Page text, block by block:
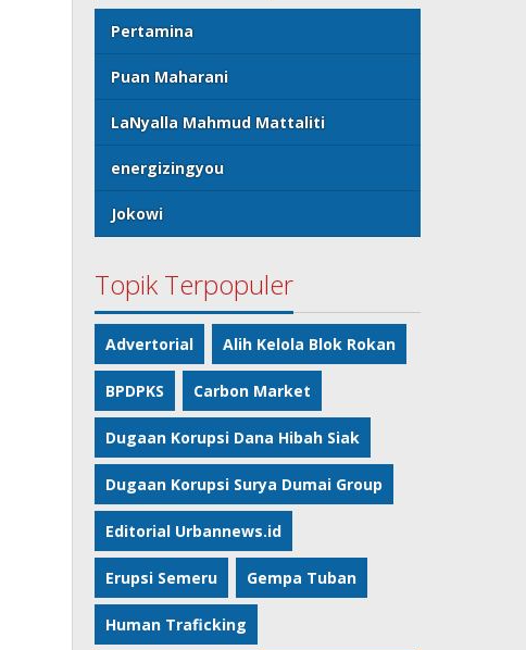
Pertamina
Puan Maharani
LaNyalla Mahmud Mattaliti
energizingyou
Jokowi
Topik Terpopuler
Advertorial Alih Kelola Blok Rokan
BPDPKS Carbon Market
Dugaan Korupsi Dana Hibah Siak
Dugaan Korupsi Surya Dumai Group
Editorial Urbannews.id
Erupsi Semeru Gempa Tuban
Human Traficking